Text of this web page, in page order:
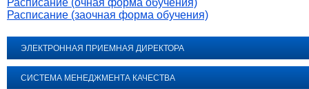
Расписание (очная форма обучения)
Расписание (заочная форма обучения)
ЭЛЕКТРОННАЯ ПРИЕМНАЯ ДИРЕКТОРА
СИСТЕМА МЕНЕДЖМЕНТА КАЧЕСТВА